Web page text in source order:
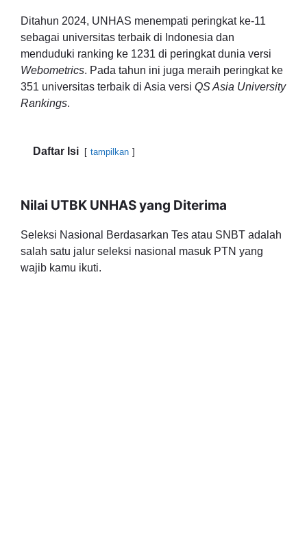
Ditahun 2024, UNHAS menempati peringkat ke-11
sebagai universitas terbaik di Indonesia dan
menduduki ranking ke 1231 di peringkat dunia versi
Webometrics. Pada tahun ini juga meraih peringkat ke
351 universitas terbaik di Asia versi QS Asia University
Rankings.
Daftar Isi tampilkan
Nilai UTBK UNHAS yang Diterima
Seleksi Nasional Berdasarkan Tes atau SNBT adalah
salah satu jalur seleksi nasional masuk PTN yang
wajib kamu ikuti.